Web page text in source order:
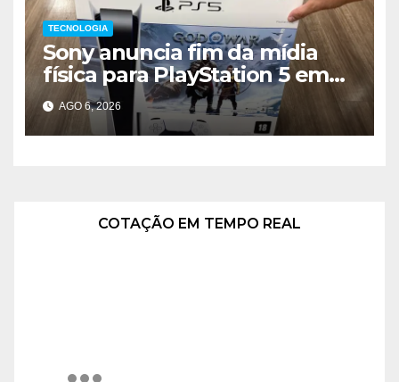
TECNOLOGIA
Sony anuncia fim da mídia
física para PlayStation 5 em
2028
AGO 6, 2026
COTAÇÃO EM TEMPO REAL